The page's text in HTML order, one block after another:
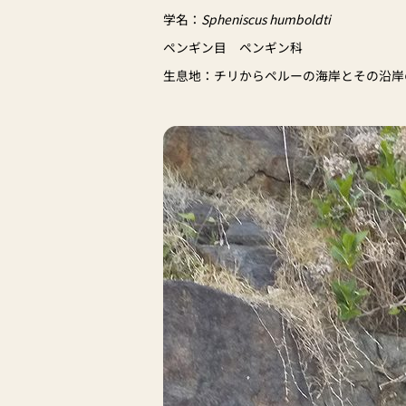
学名： Spheniscus humboldti
ペンギン目 ペンギン科
生息地：チリからペルーの海岸とその沿